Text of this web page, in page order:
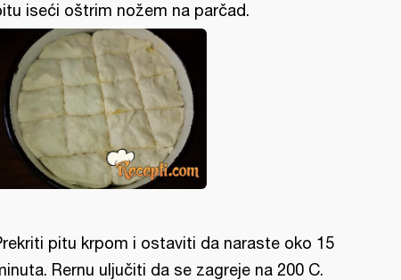
iseći oštrim nožem na parčad.
pitu krpom i ostaviti da naraste oko 15
Rernu uljučiti da se zagreje na 200 C.